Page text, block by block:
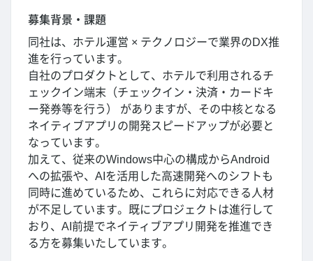
募集背景・課題
同社は、ホテル運営 × テクノロジーで業界のDX推
進を行っています。
自社のプロダクトとして、ホテルで利用されるチ
ェックイン端末（チェックイン・決済・カードキ
ー発券等を行う） がありますが、その中核となる
ネイティブアプリの開発スピードアップが必要と
なっています。
加えて、従来のWindows中心の構成からAndroid
への拡張や、AIを活用した高速開発へのシフトも
同時に進めているため、これらに対応できる人材
が不足しています。既にプロジェクトは進行して
おり、AI前提でネイティブアプリ開発を推進でき
る方を募集いたしています。